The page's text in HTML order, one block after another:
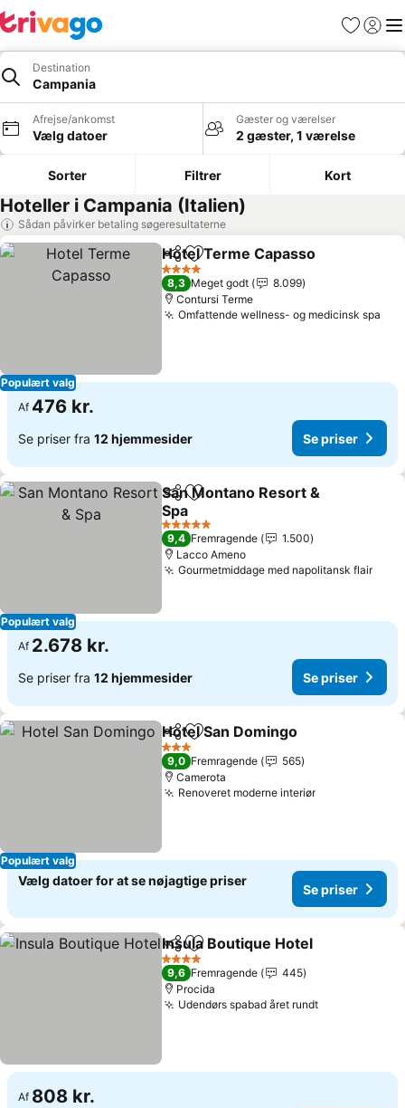
Favoritter
Log ind
Destination
Campania
Afrejse/ankomst
Vælg datoer
Gæster og værelser
2 gæster, 1 værelse
Sorter Filtrer Kort
Hoteller i Campania (Italien)
Sådan påvirker betaling søgeresultaterne
Populært valg
Del Føj til favoritter
Hotel Terme Capasso
4 Stjerner
8,3 Meget godt
8.099
Contursi Terme
Omfattende wellness- og medicinsk spa
Af 476 kr.
Se priser fra 12 hjemmesider Se priser
Populært valg
Del Føj til favoritter
San Montano Resort &
Spa
5 Stjerner
9,4 Fremragende
1.500
Lacco Ameno
Gourmetmiddage med napolitansk flair
Af 2.678 kr.
Se priser fra 12 hjemmesider Se priser
Populært valg
Del Føj til favoritter
Hotel San Domingo
3 Stjerner
9,0 Fremragende
565
Camerota
Renoveret moderne interiør
Vælg datoer for at se nøjagtige priser
Se priser
Del Føj til favoritter
Insula Boutique Hotel
4 Stjerner
9,6 Fremragende
445
Procida
Udendørs spabad året rundt
Af 808 kr.